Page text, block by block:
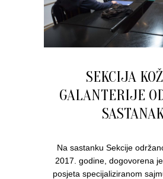
SEKCIJA
GALANTERIJE
Na sastanku Sekcije
2017. godine, dogovorena
posjeta specijaliziranom